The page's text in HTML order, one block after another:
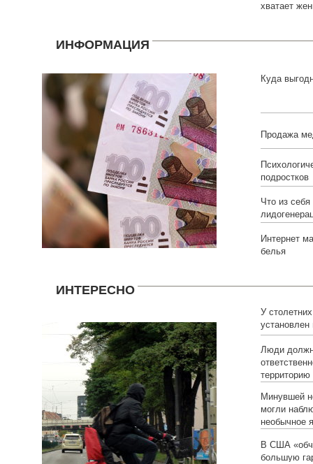
хватает
ИНФОРМАЦИЯ
Куда
Продажа
подростков
Что из себя
Интернет
белья
ИНТЕРЕСНО
У
Люди
территорию
Минувшей
могли
необычное
В США
большую